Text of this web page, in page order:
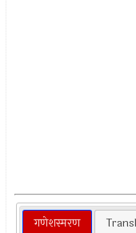
गणेशस्मरण